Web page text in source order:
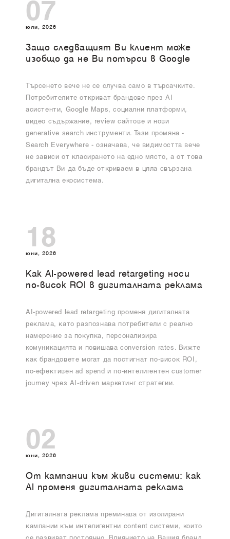
07
юли, 2026
Защо следващият Ви клиент може
изобщо да не Ви потърси в Google
Търсенето вече не се случва само в търсачките.
Потребителите откриват брандове през AI
асистенти, Google Maps, социални платформи,
видео съдържание, review сайтове и нови
generative search инструменти. Тази промяна -
Search Everywhere - означава, че видимостта вече
не зависи от класирането на едно място, а от това
брандът Ви да бъде откриваем в цяла свързана
дигитална екосистема.
18
юни, 2026
Как AI-powered lead retargeting носи
по-висок ROI в дигиталната реклама
AI-powered lead retargeting променя дигиталната
реклама, като разпознава потребители с реално
намерение за покупка, персонализира
комуникацията и повишава conversion rates. Вижте
как брандовете могат да постигнат по-висок ROI,
по-ефективен ad spend и по-интелигентен customer
journey чрез AI-driven маркетинг стратегии.
02
юни, 2026
От кампании към живи системи: как
AI променя дигиталната реклама
Дигиталната реклама преминава от изолирани
кампании към интелигентни content системи, които